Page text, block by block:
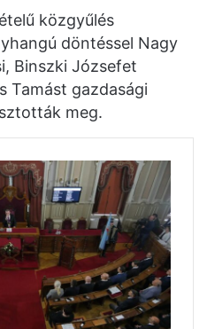
közgyűlés
döntéssel Nagy
Binszki Józsefet
Tamást gazdasági
meg.